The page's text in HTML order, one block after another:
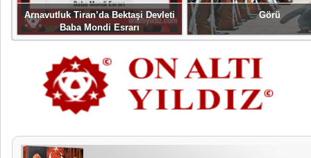
Arnavutluk Tiran’da Bektaşi Devleti
Baba Mondi Esrarı
Görü